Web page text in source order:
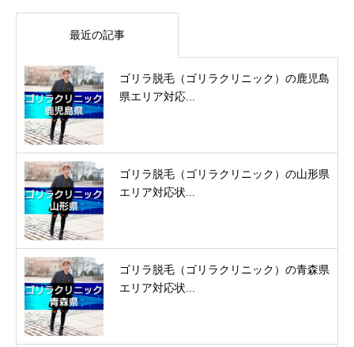
最近の記事
ゴリラ脱毛（ゴリラクリニック）の鹿児島
県エリア対応...
ゴリラ脱毛（ゴリラクリニック）の山形県
エリア対応状...
ゴリラ脱毛（ゴリラクリニック）の青森県
エリア対応状...